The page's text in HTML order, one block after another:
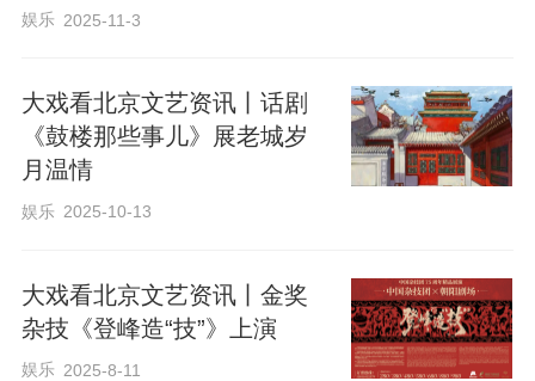
理论讲解
娱乐 2025-11-3
大戏看北京文艺资讯丨话剧
《鼓楼那些事儿》展老城岁
月温情
娱乐 2025-10-13
大戏看北京文艺资讯丨金奖
杂技《登峰造“技”》上演
娱乐 2025-8-11